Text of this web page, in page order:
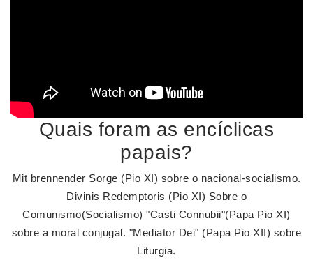
Quais foram as encíclicas
papais?
Mit brennender Sorge (Pio XI) sobre o nacional-socialismo.
Divinis Redemptoris (Pio XI) Sobre o
Comunismo(Socialismo) "Casti Connubii"(Papa Pio XI)
sobre a moral conjugal. "Mediator Dei" (Papa Pio XII) sobre
Liturgia.